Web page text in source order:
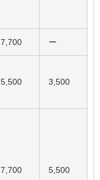
7,700 ー
5,500
3,500
7,700 5,500